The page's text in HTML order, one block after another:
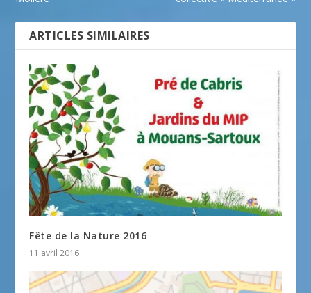
ARTICLES SIMILAIRES
Fête de la Nature 2016
11 avril 2016